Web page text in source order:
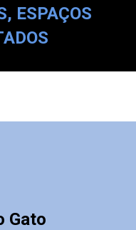
ESPAÇOS
Gato